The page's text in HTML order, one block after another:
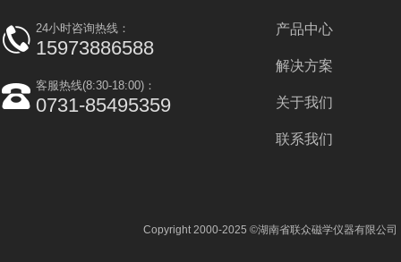
24小时咨询热线：
15973886588
客服热线(8:30-18:00)：
0731-85495359
产品中心
解决方案
关于我们
联系我们
Copyright 2000-2025 ©湖南省联众磁学仪器有限公